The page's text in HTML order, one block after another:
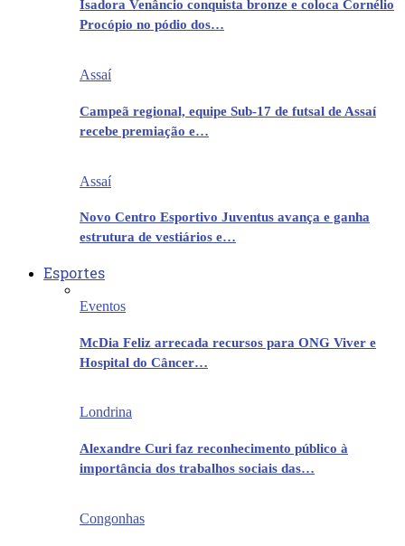
Isadora Venâncio conquista bronze e coloca Cornélio
Procópio no pódio dos…
Assaí
Campeã regional, equipe Sub-17 de futsal de Assaí
recebe premiação e…
Assaí
Novo Centro Esportivo Juventus avança e ganha
estrutura de vestiários e…
Esportes
Eventos
McDia Feliz arrecada recursos para ONG Viver e
Hospital do Câncer…
Londrina
Alexandre Curi faz reconhecimento público à
importância dos trabalhos sociais das…
Congonhas